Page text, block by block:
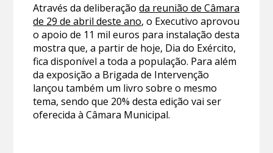
Através da deliberaçãoda reunião de Câmara
de 29 de abril deste ano, o Executivo aprovou
o apoio de 11 mil euros para instalação desta
mostra que, a partir de hoje, Dia do Exército,
fica disponível a toda a população. Para além
da exposição a Brigada de Intervenção
lançou também um livro sobre o mesmo
tema, sendo que 20% desta edição vai ser
oferecida à Câmara Municipal.